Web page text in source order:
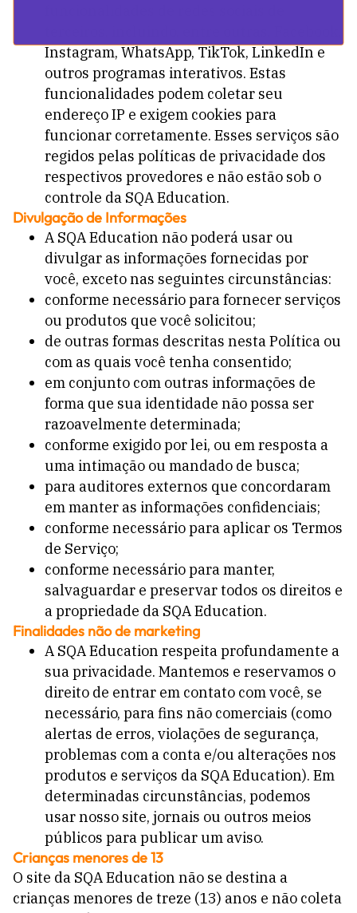
Instagram, WhatsApp, TikTok, LinkedIn e
outros programas interativos. Estas
funcionalidades podem coletar seu
endereço IP e exigem cookies para
funcionar corretamente. Esses serviços são
regidos pelas políticas de privacidade dos
respectivos provedores e não estão sob o
controle da SQA Education.
Divulgação de Informações
A SQA Education não poderá usar ou
divulgar as informações fornecidas por
você, exceto nas seguintes circunstâncias:
conforme necessário para fornecer serviços
ou produtos que você solicitou;
de outras formas descritas nesta Política ou
com as quais você tenha consentido;
em conjunto com outras informações de
forma que sua identidade não possa ser
razoavelmente determinada;
conforme exigido por lei, ou em resposta a
uma intimação ou mandado de busca;
para auditores externos que concordaram
em manter as informações confidenciais;
conforme necessário para aplicar os Termos
de Serviço;
conforme necessário para manter,
salvaguardar e preservar todos os direitos e
a propriedade da SQA Education.
Finalidades não de marketing
A SQA Education respeita profundamente a
sua privacidade. Mantemos e reservamos o
direito de entrar em contato com você, se
necessário, para fins não comerciais (como
alertas de erros, violações de segurança,
problemas com a conta e/ou alterações nos
produtos e serviços da SQA Education). Em
determinadas circunstâncias, podemos
usar nosso site, jornais ou outros meios
públicos para publicar um aviso.
Crianças menores de 13
O site da SQA Education não se destina a
crianças menores de treze (13) anos e não coleta